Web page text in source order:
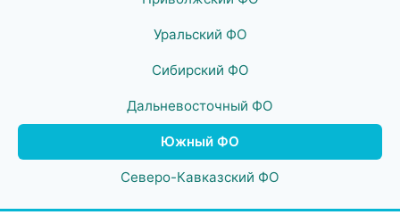
Уральский ФО
Сибирский ФО
Дальневосточный ФО
Южный ФО
Северо-Кавказский ФО